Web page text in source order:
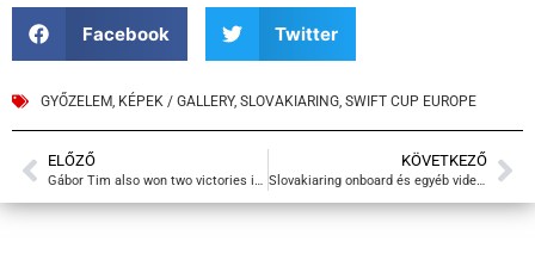
Facebook Twitter
GYŐZELEM, KÉPEK / GALLERY, SLOVAKIARING, SWIFT CUP EUROPE
ELŐZŐ
Gábor Tim also won two victories in Slovakia
KÖVETKEZŐ
Slovakiaring onboard és egyéb videók